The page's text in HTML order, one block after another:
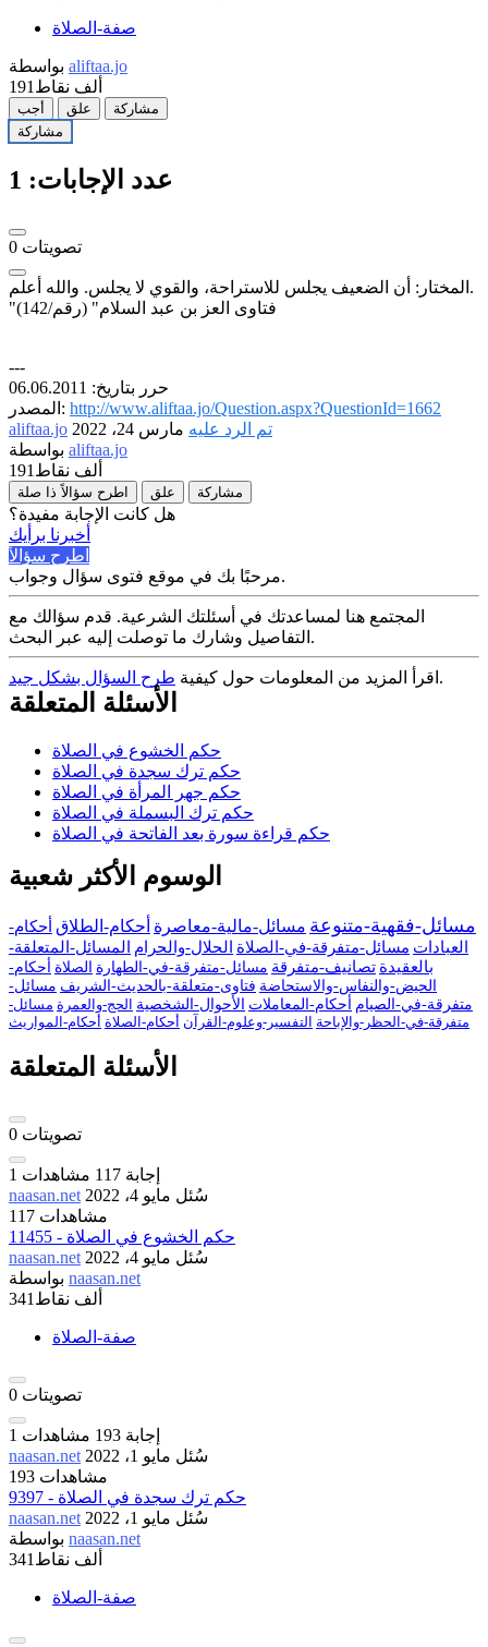
صفة-الصلاة
aliftaa.jo
191ألف نقاط
أجب علق
مشاركة
مشاركة
عدد الإجابات: 1
0 تصويتات
المختار: أن الضعيف يجلس للاستراحة، والقوي لا يجلس. والله أعلم.
"فتاوى العز بن عبد السلام" (رقم/142)
---
حرر بتاريخ: 06.06.2011
المصدر: http://www.aliftaa.jo/Question.aspx?QuestionId=1662
aliftaa.jo
تم الرد عليه مارس 24، 2022
aliftaa.jo
191ألف نقاط
اطرح سؤالاً ذا صلة علق مشاركة
هل كانت الإجابة مفيدة؟
أخبرنا برأيك
اطرح سؤالاً
مرحبًا بك في موقع فتوى سؤال وجواب.
المجتمع هنا لمساعدتك في أسئلتك الشرعية. قدم سؤالك مع
التفاصيل وشارك ما توصلت إليه عبر البحث.
اقرأ المزيد من المعلومات حول كيفية طرح السؤال بشكل جيد .
الأسئلة المتعلقة
حكم الخشوع في الصلاة
حكم ترك سجدة في الصلاة
حكم جهر المرأة في الصلاة
حكم ترك البسملة في الصلاة
حكم قراءة سورة بعد الفاتحة في الصلاة
الوسوم الأكثر شعبية
مسائل-فقهية-متنوعة مسائل-مالية-معاصرة أحكام-الطلاق أحكام-
العبادات مسائل-متفرقة-في-الصلاة الحلال-والحرام المسائل-المتعلقة-
بالعقيدة تصانيف-متفرقة مسائل-متفرقة-في-الطهارة الصلاة أحكام-
الحيض-والنفاس-والاستحاضة فتاوى-متعلقة-بالحديث-الشريف مسائل-
متفرقة-في-الصيام أحكام-المعاملات الأحوال-الشخصية الحج-والعمرة مسائل-
متفرقة-في-الحظر-والإباحة التفسير-وعلوم-القرآن أحكام-الصلاة أحكام-المواريث
الأسئلة المتعلقة
0 تصويتات
1 إجابة 117 مشاهدات
naasan.net
سُئل مايو 4، 2022
117 مشاهدات
11455 - حكم الخشوع في الصلاة
naasan.net
سُئل مايو 4، 2022
naasan.net
341ألف نقاط
صفة-الصلاة
0 تصويتات
1 إجابة 193 مشاهدات
naasan.net
سُئل مايو 1، 2022
193 مشاهدات
9397 - حكم ترك سجدة في الصلاة
naasan.net
سُئل مايو 1، 2022
naasan.net
341ألف نقاط
صفة-الصلاة